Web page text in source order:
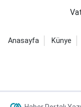
Anasayfa Künye